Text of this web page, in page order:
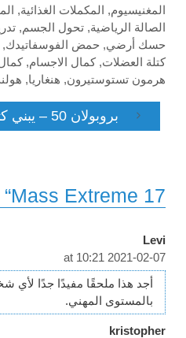
المغنيسيوم, المكملات الغذائية,
الصالة الرياضية, تحول الجسم,
حسك أرضي, حمض الفوسفاتيدك,
كتلة العضلات, كمال الاجسام,
هرمون تستوستيرون, هنغاريا,
بروبولان 50 – يبني كتلة العضلات ويحسن شكل الجسم
17 thoughts on “Mass Extreme – بناء كتلة العضلات”
Levi
2021-02-07 at 10:21
أجد هذا ملحقًا مفيدًا جدًا
بالمستوى المهني.
kristopher